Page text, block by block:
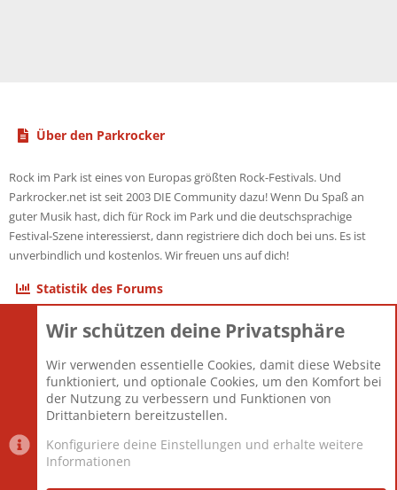
Über den Parkrocker
Rock im Park ist eines von Europas größten Rock-Festivals. Und
Parkrocker.net ist seit 2003 DIE Community dazu! Wenn Du Spaß an
guter Musik hast, dich für Rock im Park und die deutschsprachige
Festival-Szene interessierst, dann registriere dich doch bei uns. Es ist
unverbindlich und kostenlos. Wir freuen uns auf dich!
Statistik des Forums
Themen
Mitglieder
12.425
Neuestes Mitglied
Toddster85
Wir schützen deine Privatsphäre
Wir verwenden essentielle Cookies, damit diese Website
funktioniert, und optionale Cookies, um den Komfort bei
der Nutzung zu verbessern und Funktionen von
Drittanbietern bereitzustellen.
Konfiguriere deine Einstellungen und erhalte weitere
Informationen